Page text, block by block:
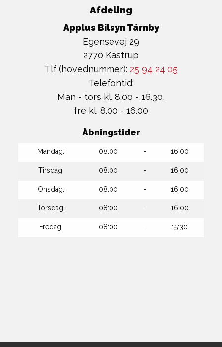
Afdeling
Applus Bilsyn Tårnby
Egensevej 29
2770 Kastrup
Tlf (hovednummer): 25 94 24 05
Telefontid:
Man - tors kl. 8.00 - 16.30,
fre kl. 8.00 - 16.00
Åbningstider
Mandag: 08:00 - 16:00
Tirsdag: 08:00 - 16:00
Onsdag: 08:00 - 16:00
Torsdag: 08:00 - 16:00
Fredag: 08:00 - 15:30